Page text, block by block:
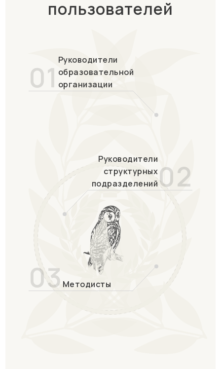
пользователей
01 Руководители
образовательной
организации
Руководители
структурных
подразделений02
03 Методисты